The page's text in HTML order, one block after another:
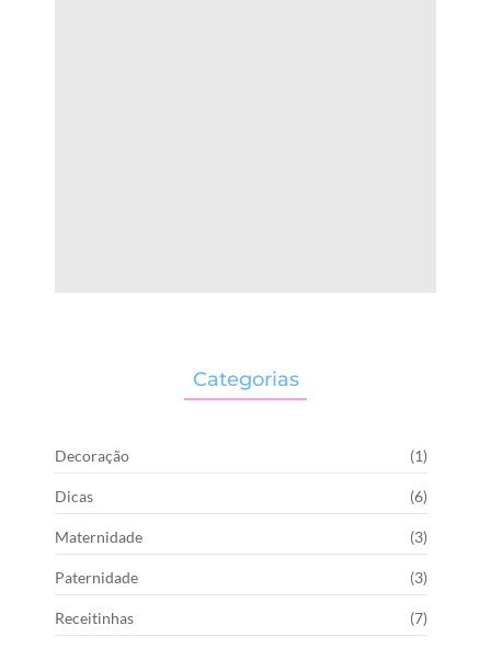
Categorias
Decoração (1)
Dicas (6)
Maternidade (3)
Paternidade (3)
Receitinhas (7)